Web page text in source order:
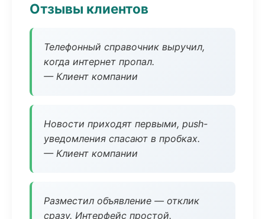
Отзывы клиентов
Телефонный справочник выручил,
когда интернет пропал.
— Клиент компании
Новости приходят первыми, push-
уведомления спасают в пробках.
— Клиент компании
Разместил объявление — отклик
сразу. Интерфейс простой.